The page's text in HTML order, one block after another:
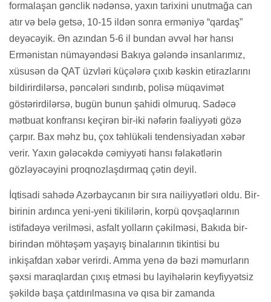
formalaşan gənclik nədənsə, yaxın tarixini unutmağa can
atır və belə getsə, 10-15 ildən sonra erməniyə “qardaş”
deyəcəyik. Ən azından 5-6 il bundan əvvəl hər hansı
Ermənistan nümayəndəsi Bakıya gələndə insanlarımız,
xüsusən də QAT üzvləri küçələrə çıxıb kəskin etirazlarını
bildirirdilərsə, pəncələri sındırıb, polisə müqavimət
göstərirdilərsə, bugün bunun şahidi olmuruq. Sadəcə
mətbuat konfransı keçirən bir-iki nəfərin fəaliyyəti gözə
çarpır. Bax məhz bu, çox təhlükəli tendensiyadan xəbər
verir. Yaxın gələcəkdə cəmiyyəti hansı fəlakətlərin
gözləyəcəyini proqnozlaşdırmaq çətin deyil.
İqtisadi sahədə Azərbaycanın bir sıra nailiyyətləri oldu. Bir-
birinin ardınca yeni-yeni tikililərin, korpü qovşaqlarının
istifadəyə verilməsi, asfalt yolların çəkilməsi, Bakıda bir-
birindən möhtəşəm yaşayış binalarının tikintisi bu
inkişafdan xəbər verirdi. Amma yenə də bəzi məmurların
şəxsi maraqlardan çıxış etməsi bu layihələrin keyfiyyətsiz
şəkildə başa çatdırılmasına və qısa bir zamanda